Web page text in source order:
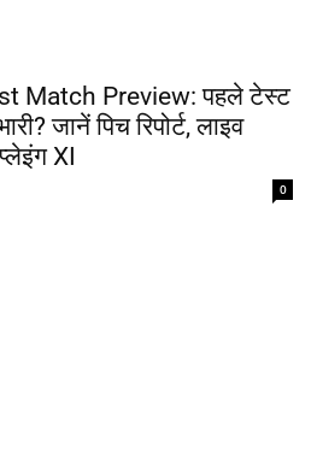
Match Preview: पहले टेस्ट
जानें पिच रिपोर्ट, लाइव
XI
0